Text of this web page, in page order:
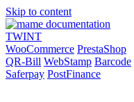
Skip to content
TWINT
WooCommerce PrestaShop
QR-Bill WebStamp Barcode
Saferpay PostFinance